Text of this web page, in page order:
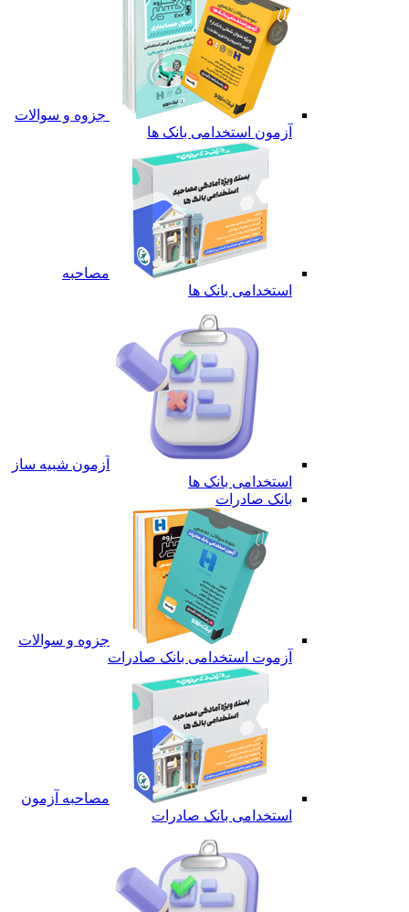
جزوه و سوالات
آزمون استخدامی بانک ها
مصاحبه
استخدامی بانک ها
آزمون شبیه ساز
استخدامی بانک ها
بانک صادرات
جزوه و سوالات
آزموت استخدامی بانک صادرات
مصاحبه آزمون
استخدامی بانک صادرات